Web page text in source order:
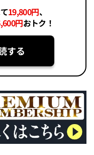
19,800円、
円おトク！
する